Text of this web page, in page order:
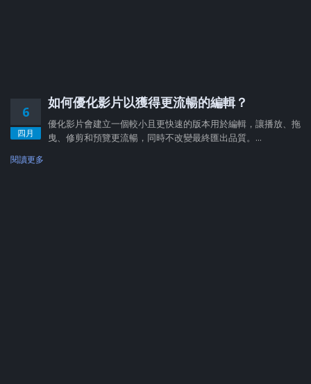
6
四月
如何優化影片以獲得更流暢的編輯？
優化影片會建立一個較小且更快速的版本用於編輯，讓播放、拖
曳、修剪和預覽更流暢，同時不改變最終匯出品質。...
閱讀更多